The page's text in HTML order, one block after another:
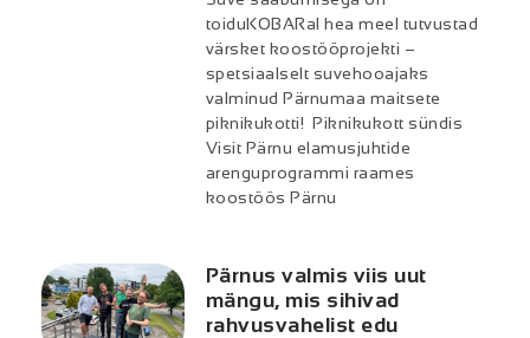
toiduKOBARal hea meel tutvustad
värsket koostööprojekti –
spetsiaalselt suvehooajaks
valminud Pärnumaa maitsete
piknikukotti! Piknikukott sündis
Visit Pärnu elamusjuhtide
arenguprogrammi raames
koostöös Pärnu
Pärnus valmis viis uut
mängu, mis sihivad
rahvusvahelist edu